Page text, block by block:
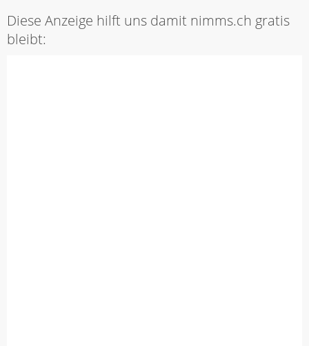
Diese Anzeige hilft uns damit nimms.ch gratis
bleibt: